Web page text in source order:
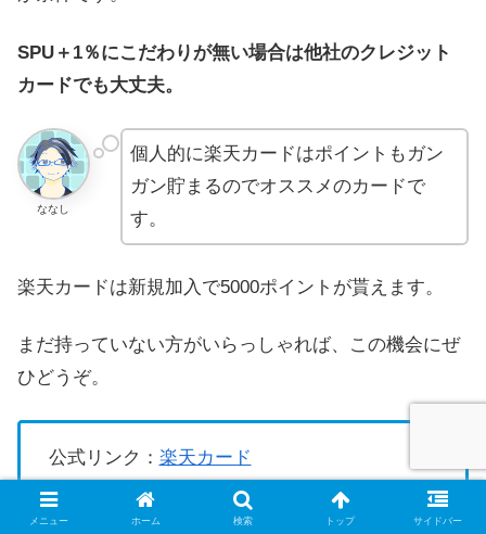
SPU＋1％にこだわりが無い場合は他社のクレジット
カードでも大丈夫。
ななし
個人的に楽天カードはポイントもガン
ガン貯まるのでオススメのカードで
す。
楽天カードは新規加入で5000ポイントが貰えます。
まだ持っていない方がいらっしゃれば、この機会にぜ
ひどうぞ。
公式リンク： 楽天カード
メニュー ホーム 検索 トップ サイドバー